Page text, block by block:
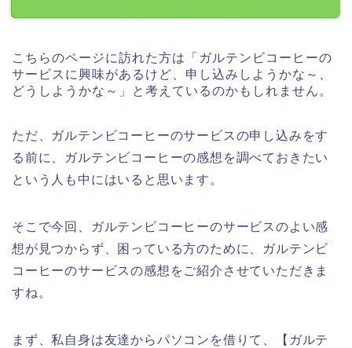
こちらのページに訪れた方は「ガルテンビコーヒーの
サービスに興味があるけど、申し込みしようかな～、
どうしようかな～」と考えているのかもしれません。
ただ、ガルテンビコーヒーのサービスの申し込みをす
る前に、ガルテンビコーヒーの感想を調べておきたい
という人も中にはいると思います。
そこで今回、ガルテンビコーヒーのサービスのよい感
想が見つからず、困っている方のために、ガルテンビ
コーヒーのサービスの感想をご紹介させていただきま
すね。
まず、私自身は友達からパソコンを借りて、【ガルテ